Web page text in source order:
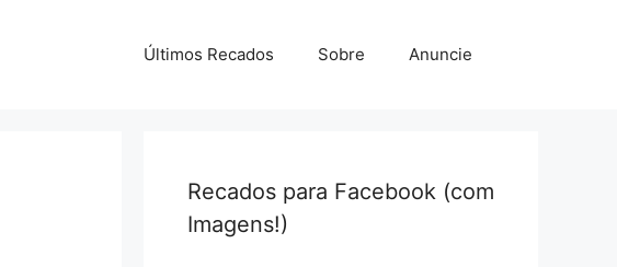
Últimos Recados Sobre Anuncie
Recados para Facebook (com
Imagens!)